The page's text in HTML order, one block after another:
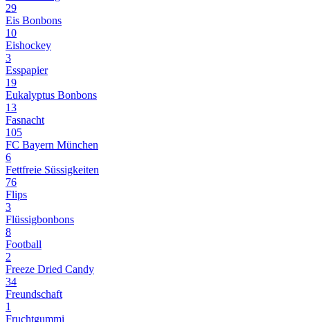
29
Eis Bonbons
10
Eishockey
3
Esspapier
19
Eukalyptus Bonbons
13
Fasnacht
105
FC Bayern München
6
Fettfreie Süssigkeiten
76
Flips
3
Flüssigbonbons
8
Football
2
Freeze Dried Candy
34
Freundschaft
1
Fruchtgummi